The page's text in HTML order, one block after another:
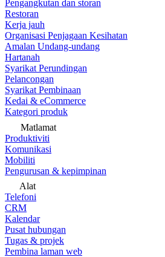
Pengangkutan dan storan
Restoran
Kerja jauh
Organisasi Penjagaan Kesihatan
Amalan Undang-undang
Hartanah
Syarikat Perundingan
Pelancongan
Syarikat Pembinaan
Kedai & eCommerce
Kategori produk
Matlamat
Produktiviti
Komunikasi
Mobiliti
Pengurusan & kepimpinan
Alat
Telefoni
CRM
Kalendar
Pusat hubungan
Tugas & projek
Pembina laman web